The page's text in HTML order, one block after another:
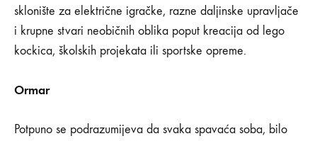
sklonište za električne igračke, razne daljinske upravljače
i krupne stvari neobičnih oblika poput kreacija od lego
kockica, školskih projekata ili sportske opreme.
Ormar
Potpuno se podrazumijeva da svaka spavaća soba, bilo